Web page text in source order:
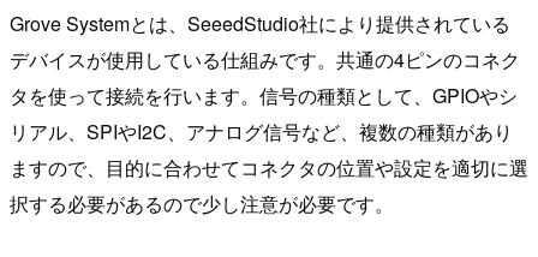
Grove Systemとは、SeeedStudio社により提供されている
デバイスが使用している仕組みです。共通の4ピンのコネク
タを使って接続を行います。信号の種類として、GPIOやシ
リアル、SPIやI2C、アナログ信号など、複数の種類があり
ますので、目的に合わせてコネクタの位置や設定を適切に選
択する必要があるので少し注意が必要です。